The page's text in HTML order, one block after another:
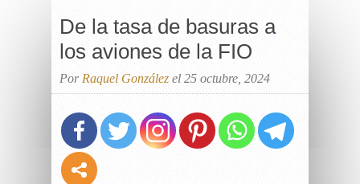
De la tasa de basuras a
los aviones de la FIO
Por Raquel González el 25 octubre, 2024